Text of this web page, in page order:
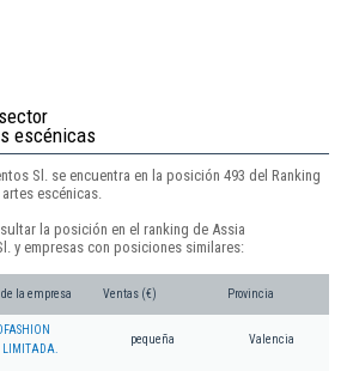
escénicas
Sl. se encuentra en la posición 493 del Ranking
escénicas.
la posición en el ranking de Assia
y empresas con posiciones similares:
de la empresa Ventas (€) Provincia
LIMITADA.
pequeña Valencia